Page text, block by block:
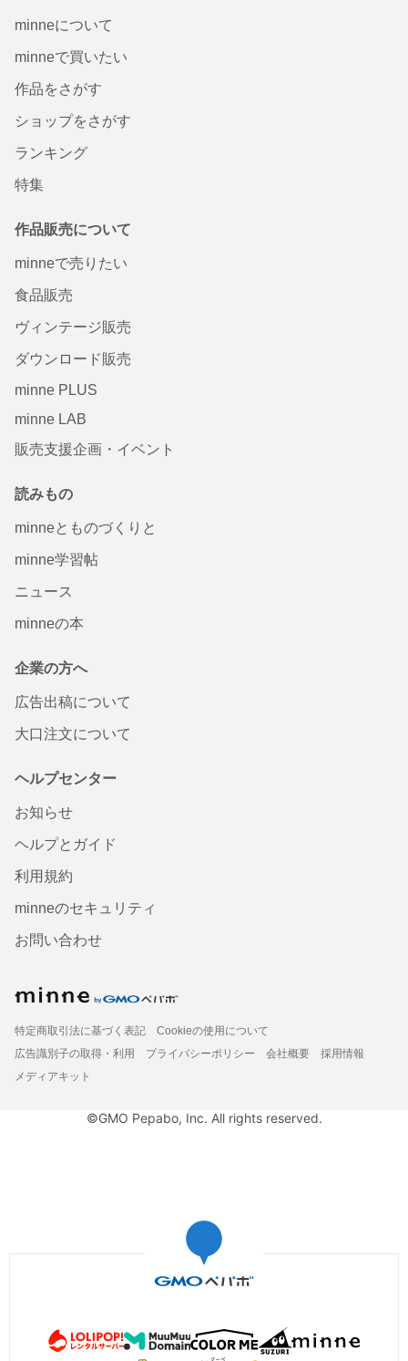
minneについて
minneで買いたい
作品をさがす
ショップをさがす
ランキング
特集
作品販売について
minneで売りたい
食品販売
ヴィンテージ販売
ダウンロード販売
minne PLUS
minne LAB
販売支援企画・イベント
読みもの
minneとものづくりと
minne学習帖
ニュース
minneの本
企業の方へ
広告出稿について
大口注文について
ヘルプセンター
お知らせ
ヘルプとガイド
利用規約
minneのセキュリティ
お問い合わせ
特定商取引法に基づく表記
Cookieの使用について
広告識別子の取得・利用
プライバシーポリシー 会社概要
採用情報
メディアキット
©GMO Pepabo, Inc. All rights reserved.